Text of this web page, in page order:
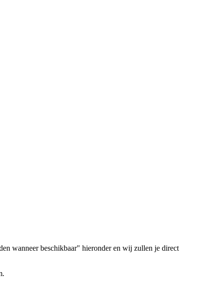
wanneer beschikbaar" hieronder en wij zullen je direct